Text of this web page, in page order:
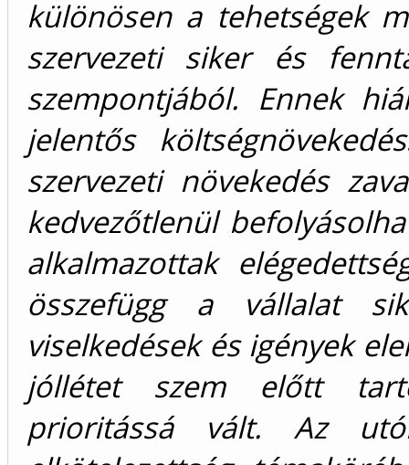
különösen a tehetségek
szervezeti siker és
szempontjából. Ennek
jelentős
szervezeti növekedés
kedvezőtlenül
alkalmazottak
összefügg a vállalat
viselkedések és igények
jóllétet szem előtt
prioritássá vált. Az